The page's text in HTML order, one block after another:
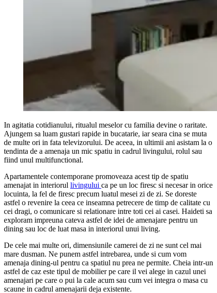
In agitatia cotidianului, ritualul meselor cu familia devine o raritate.
Ajungem sa luam gustari rapide in bucatarie, iar seara cina se muta
de multe ori in fata televizorului. De aceea, in ultimii ani asistam la o
tendinta de a amenaja un mic spatiu in cadrul livingului, rolul sau
fiind unul multifunctional.
Apartamentele contemporane promoveaza acest tip de spatiu
amenajat in interiorul livingului ca pe un loc firesc si necesar in orice
locuinta, la fel de firesc precum luatul mesei zi de zi. Se doreste
astfel o revenire la ceea ce inseamna petrecere de timp de calitate cu
cei dragi, o comunicare si relationare intre toti cei ai casei. Haideti sa
exploram impreuna cateva astfel de idei de amenajare pentru un
dining sau loc de luat masa in interiorul unui living.
De cele mai multe ori, dimensiunile camerei de zi ne sunt cel mai
mare dusman. Ne punem astfel intrebarea, unde si cum vom
amenaja dining-ul pentru ca spatiul nu prea ne permite. Cheia intr-un
astfel de caz este tipul de mobilier pe care il vei alege in cazul unei
amenajari pe care o pui la cale acum sau cum vei integra o masa cu
scaune in cadrul amenajarii deja existente.